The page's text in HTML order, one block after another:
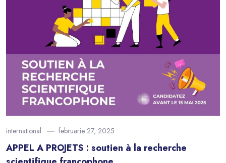
international februarie 27, 2025
APPEL A PROJETS : soutien à la recherche